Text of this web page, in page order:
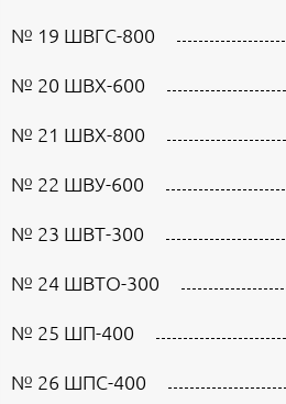
№ 19 ШВГС-800
№ 20 ШВХ-600
№ 21 ШВХ-800
№ 22 ШВУ-600
№ 23 ШВТ-300
№ 24 ШВТО-300
№ 25 ШП-400
№ 26 ШПС-400